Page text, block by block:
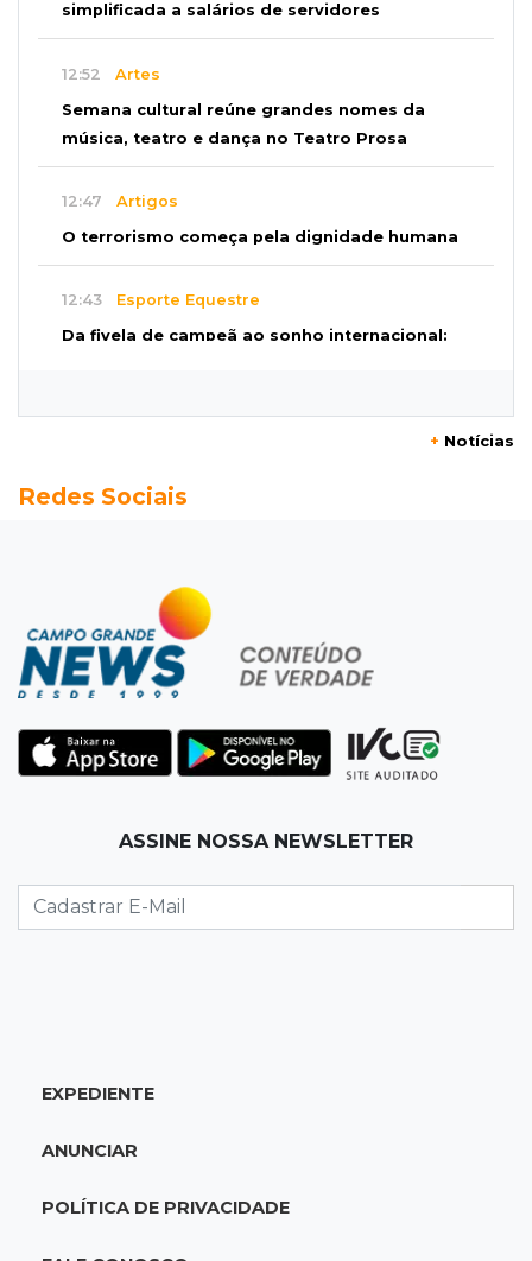
simplificada a salários de servidores
12:52 Artes
Semana cultural reúne grandes nomes da
música, teatro e dança no Teatro Prosa
12:47 Artigos
O terrorismo começa pela dignidade humana
12:43 Esporte Equestre
Da fivela de campeã ao sonho internacional:
alvo por R$ 100 milhões em contratos
Defesa Civil descarta cenário extremo com
chegada de ciclone
12:12 Natureza
temporada reprodutiva no Pantanal
Após apagão, comerciantes contabilizam
Dupla troca a 'sofrência' por alerta contra a
da prefeitura com previdência
+ Notícias
Redes Sociais
ASSINE NOSSA NEWSLETTER
EXPEDIENTE
ANUNCIAR
POLÍTICA DE PRIVACIDADE